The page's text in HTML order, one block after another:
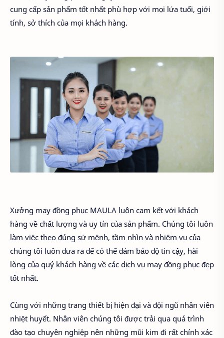
cung cấp sản phẩm tốt nhất phù hợp với mọi lứa tuổi, giới
tính, sở thích của mọi khách hàng.
Xưởng may đồng phục MAULA luôn cam kết với khách
hàng về chất lượng và uy tín của sản phẩm. Chúng tôi luôn
làm việc theo đúng sứ mệnh, tầm nhìn và nhiệm vụ của
chúng tôi luôn đưa ra để có thể đảm bảo độ tin cậy, hài
lòng của quý khách hàng về các dịch vụ may đồng phục đẹp
tốt nhất.
Cùng với những trang thiết bị hiện đại và đội ngũ nhân viên
nhiệt huyết. Nhân viên chúng tôi được trải qua quá trình
đào tạo chuyên nghiệp nên những mũi kim đi rất chính xác